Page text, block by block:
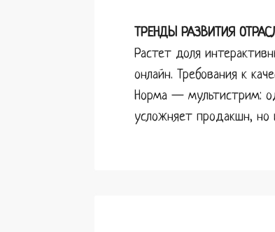
ТРЕНДЫ РАЗВИТИЯ
Растет доля
онлайн. Требования к
Норма — мультистрим:
усложняет продакшн, но